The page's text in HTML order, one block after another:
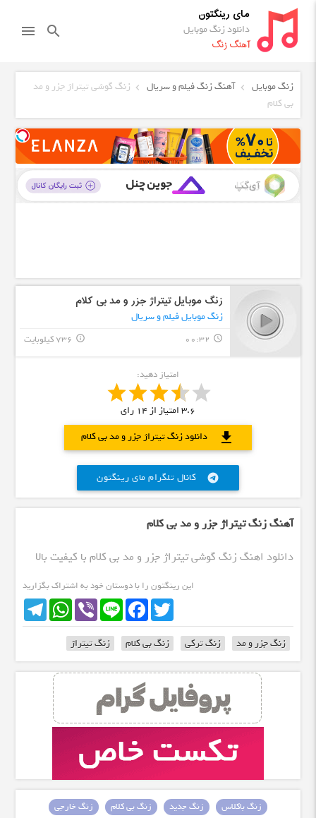
مای رینگتون
دانلود زنگ موبایل
آهنگ زنگ
search
menu
زنگ موبایل آهنگ زنگ فیلم و سریال
زنگ گوشی تیتراژ جزر و مد
بی کلام
زنگ موبایل تیتراژ جزر و مد بی کلام
زنگ موبایل فیلم و سریال
query_builder
00:32 736 کیلوبایت info_outline
امتیاز دهید:
3.6امتیاز از14 رای
دانلود زنگ تیتراژ جزر و مد بی کلام
download
کانال تلگرام مای رینگتون telegram
آهنگ زنگ تیتراژ جزر و مد بی کلام
دانلود اهنگ زنگ گوشی تیتراژ جزر و مد بی کلام با کیفیت بالا
این رینگتون را با دوستان خود به اشتراک بگزارید
TelegramWhatsApp Viber Line
FacebookTwitter
زنگ جزر و مد زنگ ترکی زنگ بی کلام زنگ تیتراژ
زنگ باکلاس زنگ جدید زنگ بی کلام
زنگ خارجی